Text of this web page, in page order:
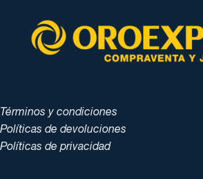
Términos y condiciones
Políticas de devoluciones
Políticas de privacidad